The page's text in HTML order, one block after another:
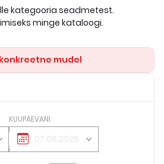
kategooria seadmetest.
minge kataloogi.
mudel
KUUPÄEVANI